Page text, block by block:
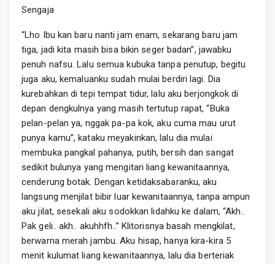
Sengaja
“Lho Ibu kan baru nanti jam enam, sekarang baru jam
tiga, jadi kita masih bisa bikin seger badan”, jawabku
penuh nafsu. Lalu semua kubuka tanpa penutup, begitu
juga aku, kemaluanku sudah mulai berdiri lagi. Dia
kurebahkan di tepi tempat tidur, lalu aku berjongkok di
depan dengkulnya yang masih tertutup rapat, “Buka
pelan-pelan ya, nggak pa-pa kok, aku cuma mau urut
punya kamu”, kataku meyakinkan, lalu dia mulai
membuka pangkal pahanya, putih, bersih dan sangat
sedikit bulunya yang mengitari liang kewanitaannya,
cenderung botak. Dengan ketidaksabaranku, aku
langsung menjilat bibir luar kewanitaannya, tanpa ampun
aku jilat, sesekali aku sodokkan lidahku ke dalam, “Akh..
Pak geli.. akh.. akuhhfh..” Klitorisnya basah mengkilat,
berwarna merah jambu. Aku hisap, hanya kira-kira 5
menit kulumat liang kewanitaannya, lalu dia berteriak